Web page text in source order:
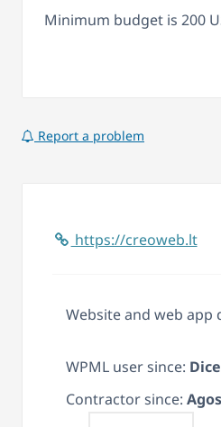
Minimum budget is 200
Report a problem
https://creoweb.lt
Website and web app
WPML user since:
Contractor since: